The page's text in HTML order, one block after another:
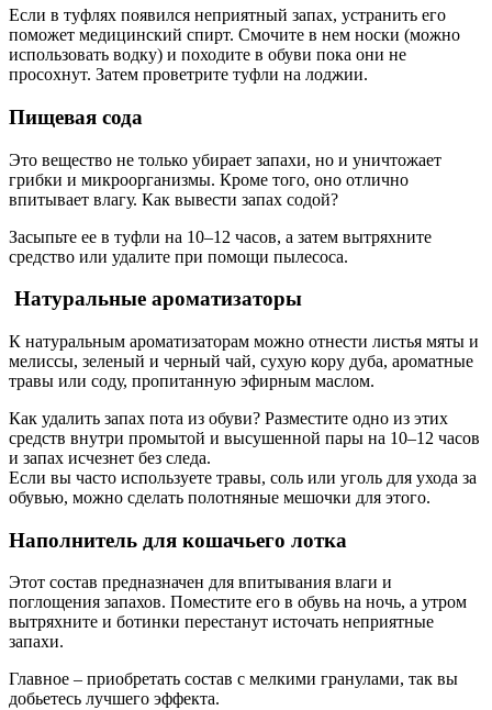
Если в туфлях появился неприятный запах, устранить его
поможет медицинский спирт. Смочите в нем носки (можно
использовать водку) и походите в обуви пока они не
просохнут. Затем проветрите туфли на лоджии.
Пищевая сода
Это вещество не только убирает запахи, но и уничтожает
грибки и микроорганизмы. Кроме того, оно отлично
впитывает влагу. Как вывести запах содой?
Засыпьте ее в туфли на 10–12 часов, а затем вытряхните
средство или удалите при помощи пылесоса.
Натуральные ароматизаторы
К натуральным ароматизаторам можно отнести листья мяты и
мелиссы, зеленый и черный чай, сухую кору дуба, ароматные
травы или соду, пропитанную эфирным маслом.
Как удалить запах пота из обуви? Разместите одно из этих
средств внутри промытой и высушенной пары на 10–12 часов
и запах исчезнет без следа.
Если вы часто используете травы, соль или уголь для ухода за
обувью, можно сделать полотняные мешочки для этого.
Наполнитель для кошачьего лотка
Этот состав предназначен для впитывания влаги и
поглощения запахов. Поместите его в обувь на ночь, а утром
вытряхните и ботинки перестанут источать неприятные
запахи.
Главное – приобретать состав с мелкими гранулами, так вы
добьетесь лучшего эффекта.